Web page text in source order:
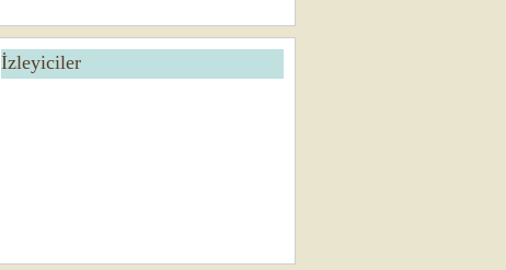
İzleyiciler